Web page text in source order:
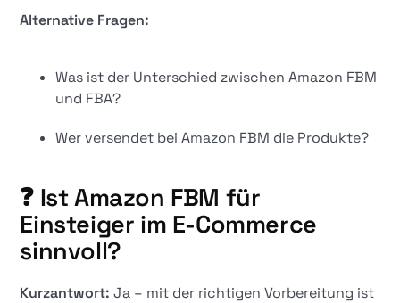
Alternative Fragen:
Was ist der Unterschied zwischen Amazon FBM
und FBA?
Wer versendet bei Amazon FBM die Produkte?
❓ Ist Amazon FBM für
Einsteiger im E-Commerce
sinnvoll?
Kurzantwort: Ja – mit der richtigen Vorbereitung ist